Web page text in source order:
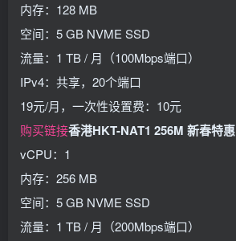
内存：128 MB
空间：5 GB NVME SSD
流量：1 TB / 月（100Mbps端口）
IPv4：共享，20个端口
19元/月，一次性设置费：10元
购买链接香港HKT-NAT1 256M 新春特惠
vCPU：1
内存：256 MB
空间：5 GB NVME SSD
流量：1 TB / 月（200Mbps端口）